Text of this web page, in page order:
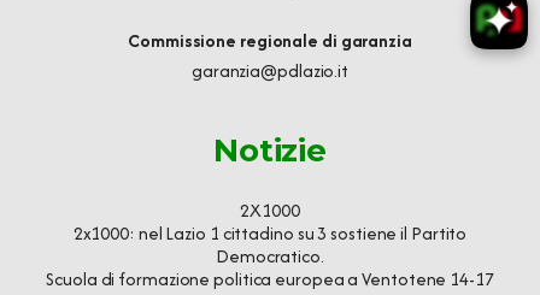
Commissione regionale di garanzia
garanzia@pdlazio.it
Notizie
2X1000
2x1000: nel Lazio 1 cittadino su 3 sostiene il Partito
Democratico.
Scuola di formazione politica europea a Ventotene 14-17